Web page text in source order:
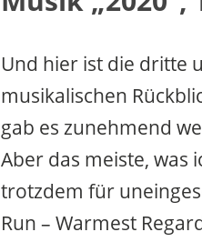
Und hier ist die dritte
musikalischen
gab es zunehmend
Aber das meiste, was
trotzdem für
Run – Warmest